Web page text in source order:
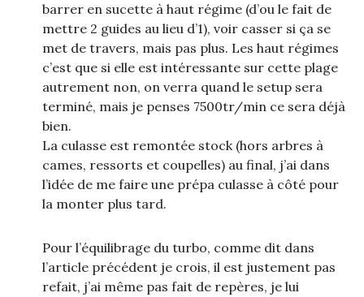
barrer en sucette à haut régime (d’ou le fait de
mettre 2 guides au lieu d’1), voir casser si ça se
met de travers, mais pas plus. Les haut régimes
c’est que si elle est intéressante sur cette plage
autrement non, on verra quand le setup sera
terminé, mais je penses 7500tr/min ce sera déjà
bien.
La culasse est remontée stock (hors arbres à
cames, ressorts et coupelles) au final, j’ai dans
l’idée de me faire une prépa culasse à côté pour
la monter plus tard.
Pour l’équilibrage du turbo, comme dit dans
l’article précédent je crois, il est justement pas
refait, j’ai même pas fait de repères, je lui